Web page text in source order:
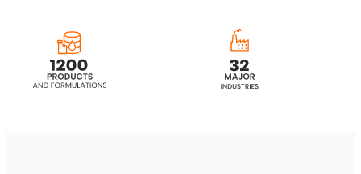
ROKAmina®L30B MB (Lauryl betain)
ROKAmina®K40 MB (Cocamidopropyl
Betaine)